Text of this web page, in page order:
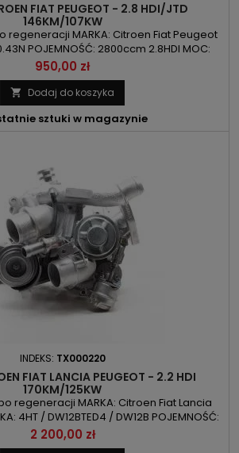
FIAT PEUGEOT - 2.8 HDI/JTD
146KM/107KW
regeneracji MARKA: Citroen Fiat Peugeot
POJEMNOŚĆ: 2800ccm 2.8HDI MOC:
ROK PRODUKCJI: Od 2004r
Cena
950,00 zł
 Dodaj do koszyka
sztuki w magazynie
INDEKS: TX000220
FIAT LANCIA PEUGEOT - 2.2 HDI
170KM/125KW
regeneracji MARKA: Citroen Fiat Lancia
4HT / DW12BTED4 / DW12B POJEMNOŚĆ:
125kW/170KM ROK PRODUKCJI: Od 2006r
Cena
2 200,00 zł